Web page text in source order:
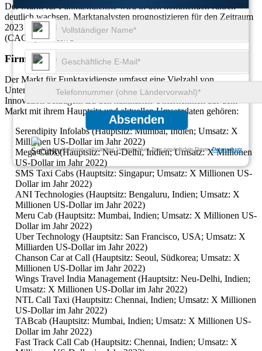
Absenden
Wir gewährleisten vollständige Vertraulichkeit Ihrer persönlichen Daten.Datenschutz
Der Markt für Funktaxidienste wird in den kommenden Jahren
deutlich wachsen. Marktanalysten prognostizieren für den Zeitraum
2023 bis 2028 eine durchschnittliche jährliche Wachstumsrate
(CAGR) von etwa
Firmen-Update
Der Markt für Funktaxidienste umfasst eine Vielzahl von
Unternehmen, die jeweils zu seiner Wettbewerbsfähigkeit und
Innovation beitragen. Zu den namhaften Unternehmen auf dem
Markt mit ihrem Hauptsitz und aktuellen Umsatzdaten gehören:
Serendipity Infolabs (Hauptsitz: Mumbai, Indien; Umsatz: X
Millionen US-Dollar im Jahr 2022)
Mega Cabs (Hauptsitz: Neu-Delhi, Indien; Umsatz: X Millionen
US-Dollar im Jahr 2022)
SMS Taxi Cabs (Hauptsitz: Singapur; Umsatz: X Millionen US-
Dollar im Jahr 2022)
ANI Technologies (Hauptsitz: Bengaluru, Indien; Umsatz: X
Millionen US-Dollar im Jahr 2022)
Meru Cab (Hauptsitz: Mumbai, Indien; Umsatz: X Millionen US-
Dollar im Jahr 2022)
Uber Technology (Hauptsitz: San Francisco, USA; Umsatz: X
Milliarden US-Dollar im Jahr 2022)
Chanson Car at Call (Hauptsitz: Seoul, Südkorea; Umsatz: X
Millionen US-Dollar im Jahr 2022)
Wings Travel India Management (Hauptsitz: Neu-Delhi, Indien;
Umsatz: X Millionen US-Dollar im Jahr 2022)
NTL Call Taxi (Hauptsitz: Chennai, Indien; Umsatz: X Millionen
US-Dollar im Jahr 2022)
TABcab (Hauptsitz: Mumbai, Indien; Umsatz: X Millionen US-
Dollar im Jahr 2022)
Fast Track Call Cab (Hauptsitz: Chennai, Indien; Umsatz: X